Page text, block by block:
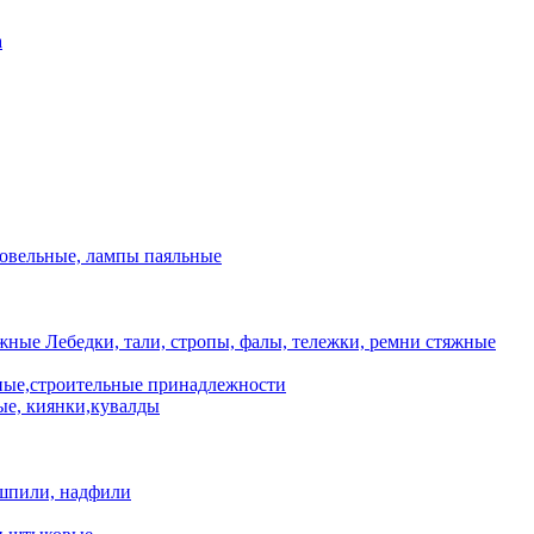
лампы паяльные
Лебедки, тали, стропы, фалы, тележки, ремни стяжные
принадлежности
киянки,кувалды
надфили